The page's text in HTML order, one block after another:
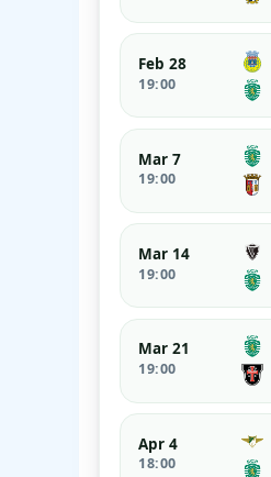
Feb 28
19:00
Mar 7
19:00
Mar 14
19:00
Mar 21
19:00
Apr 4
18:00